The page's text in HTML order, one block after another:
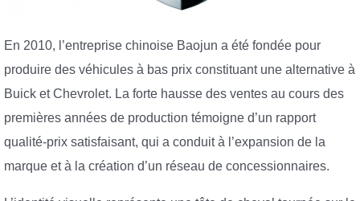
En 2010, l’entreprise chinoise Baojun a été fondée pour
produire des véhicules à bas prix constituant une alternative à
Buick et Chevrolet. La forte hausse des ventes au cours des
premières années de production témoigne d’un rapport
qualité-prix satisfaisant, qui a conduit à l’expansion de la
marque et à la création d’un réseau de concessionnaires.